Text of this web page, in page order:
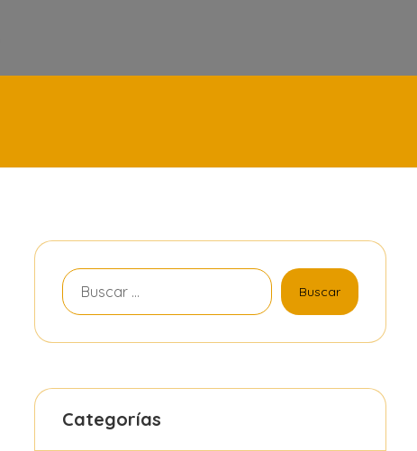
Buscar
Categorías